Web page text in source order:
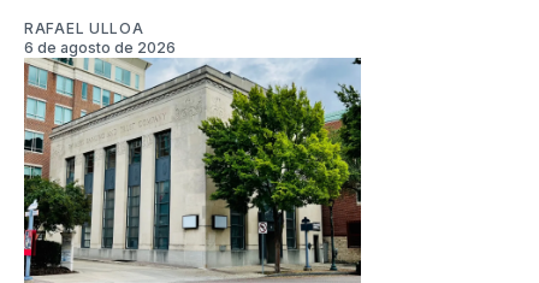
RAFAEL ULLOA
6 de agosto de 2026